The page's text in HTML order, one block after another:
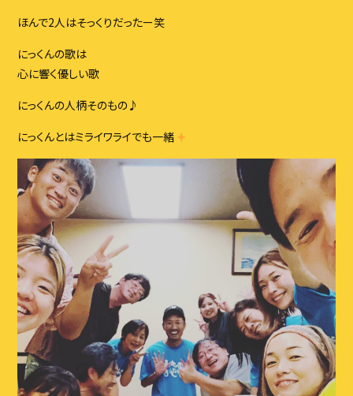
ほんで2人はそっくりだったー笑
にっくんの歌は
心に響く優しい歌
にっくんの人柄そのもの♪
にっくんとはミライワライでも一緒